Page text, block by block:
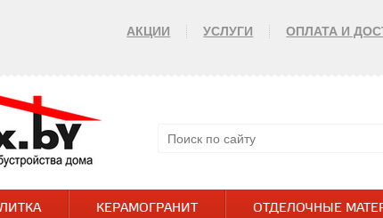
АКЦИИ УСЛУГИ ОПЛАТА И
КЕРАМОГРАНИТ ОТДЕЛОЧНЫЕ